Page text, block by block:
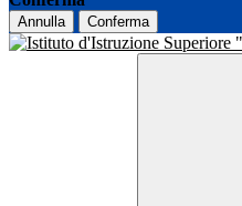
Annulla Conferma